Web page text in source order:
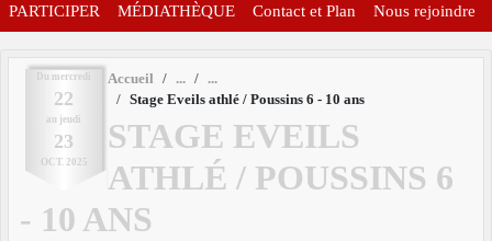
PARTICIPER MÉDIATHÈQUE Contact et Plan Nous rejoindre
Du mercredi
22
au jeudi
23
OCT. 2025
Accueil
Stage Eveils athlé / Poussins 6 - 10 ans
STAGE EVEILS
ATHLÉ / POUSSINS 6
- 10 ANS